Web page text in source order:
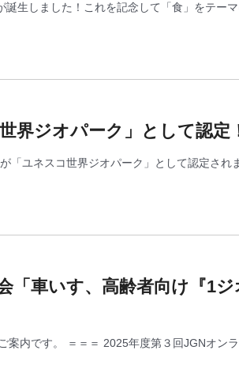
生しました！これを記念して「食」をテー
界ジオパーク」として認定
「ユネスコ世界ジオパーク」として認定さ
「車いす、高齢者向け『1
案内です。 ＝＝＝ 2025年度第３回JGNオン